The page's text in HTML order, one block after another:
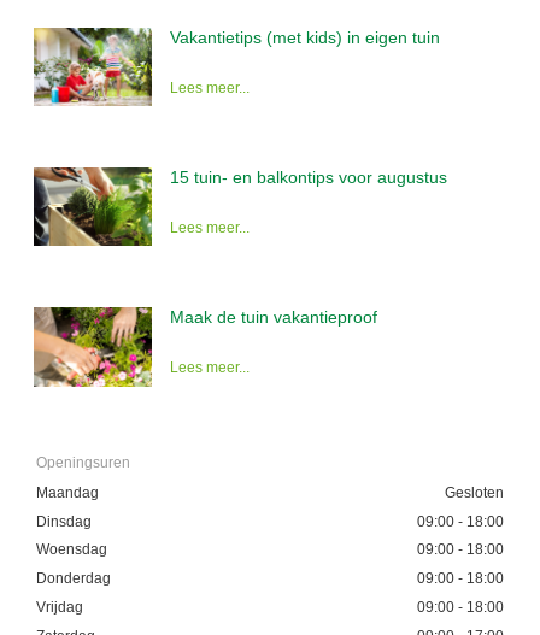
Vakantietips (met kids) in eigen tuin
Lees meer...
15 tuin- en balkontips voor augustus
Lees meer...
Maak de tuin vakantieproof
Lees meer...
Openingsuren
Maandag
Gesloten
Dinsdag
09:00 - 18:00
Woensdag
09:00 - 18:00
Donderdag
09:00 - 18:00
Vrijdag
09:00 - 18:00